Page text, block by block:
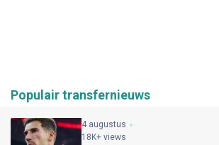
Populair transfernieuws
4 augustus
18K+ views